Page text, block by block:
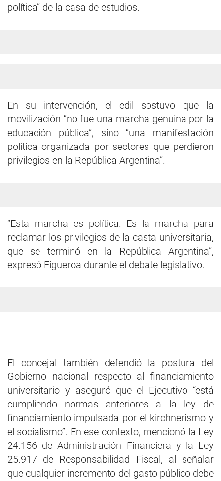
política” de la casa de estudios.
En su intervención, el edil sostuvo que la
movilización “no fue una marcha genuina por la
educación pública”, sino “una manifestación
política organizada por sectores que perdieron
privilegios en la República Argentina”.
“Esta marcha es política. Es la marcha para
reclamar los privilegios de la casta universitaria,
que se terminó en la República Argentina”,
expresó Figueroa durante el debate legislativo.
El concejal también defendió la postura del
Gobierno nacional respecto al financiamiento
universitario y aseguró que el Ejecutivo “está
cumpliendo normas anteriores a la ley de
financiamiento impulsada por el kirchnerismo y
el socialismo”. En ese contexto, mencionó la Ley
24.156 de Administración Financiera y la Ley
25.917 de Responsabilidad Fiscal, al señalar
que cualquier incremento del gasto público debe